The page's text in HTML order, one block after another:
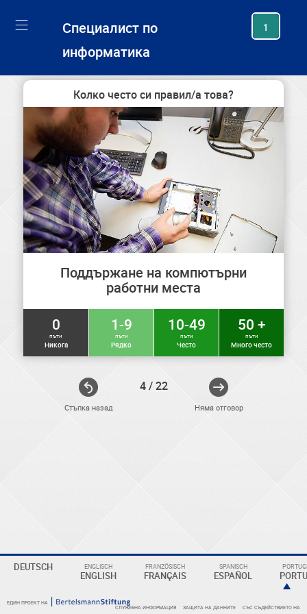
Специалист по
информатика
1
Стъпка назад
Колко често си правил/а това?
Поддържане на компютърни
работни места
0
пъти
Никога
1-9
пъти
Рядко
10-49
пъти
Често
50 +
пъти
Много често
4 / 22
Няма отговор
DEUTSCH ENGLISCH
ENGLISH
FRANZÖSISCH
FRANÇAIS
SPANISCH
ESPAÑOL
ЕДИН ПРОЕКТ НА
СЛУЖЕБНА ИНФОРМАЦИЯ ЗАЩИТА НА ДАННИТЕ СЪС СЪДЕЙСТВИЕТО НА
ELEKTRONIKER
Eine